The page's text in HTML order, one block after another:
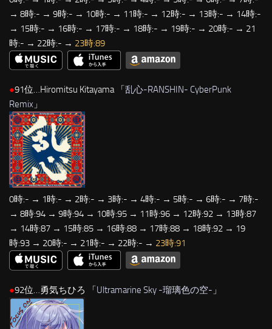
→ 8時:- → 9時:- → 10時:- → 11時:- → 12時:- → 13時:- → 14時:-
→ 15時:- → 16時:- → 17時:- → 18時:- → 19時:- → 20時:- → 21
時:- → 22時:- → 23時:89
●91位…Hiromitsu Kitayama 「乱心-RANSHIN- CyberPunk
Remix 」
0時:- → 1時:- → 2時:- → 3時:- → 4時:- → 5時:- → 6時:- → 7時:-
→ 8時:94 → 9時:94 → 10時:95 → 11時:96 → 12時:92 → 13時:87
→ 14時:87 → 15時:85 → 16時:88 → 17時:88 → 18時:92 → 19
時:93 → 20時:- → 21時:- → 22時:- → 23時:91
●92位…勇気ちひろ 「Ultramarine Sky -瑠璃色の空- 」